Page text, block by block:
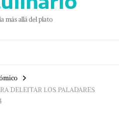
más allá del plato
DELEITAR LOS PALADARES